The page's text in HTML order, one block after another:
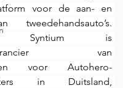
voor de aan- en
tweedehandsauto’s.
Syntium is
van
voor Autohero-
in Duitsland,